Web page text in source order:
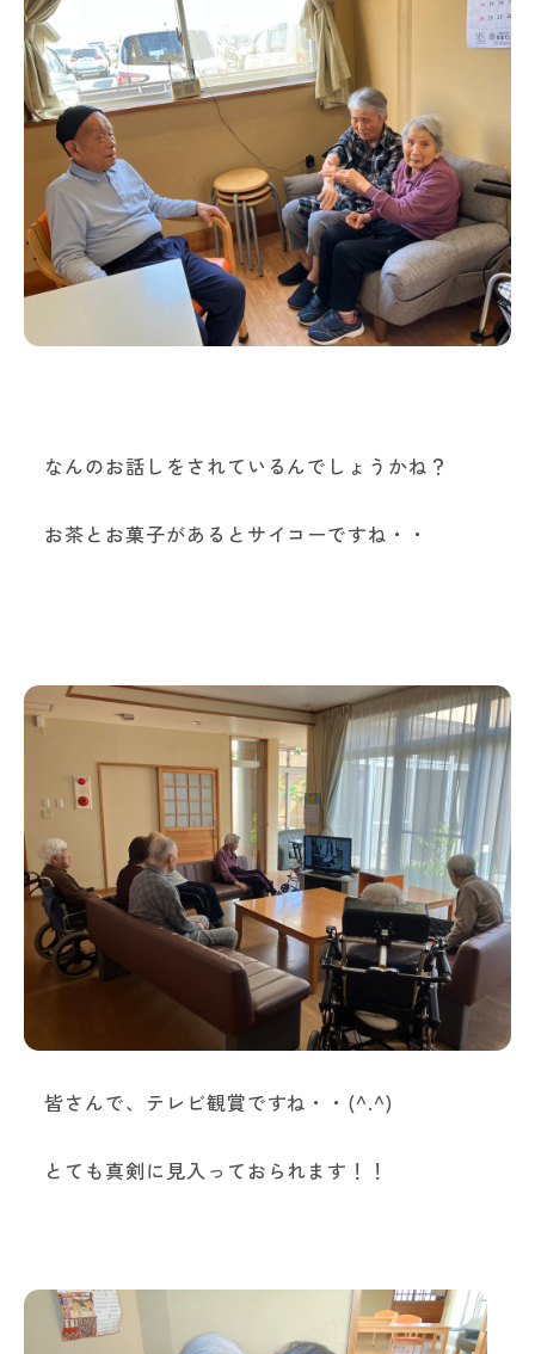
なんのお話しをされているんでしょうかね？
お茶とお菓子があるとサイコーですね・・
皆さんで、テレビ観賞ですね・・(^.^)
とても真剣に見入っておられます！！